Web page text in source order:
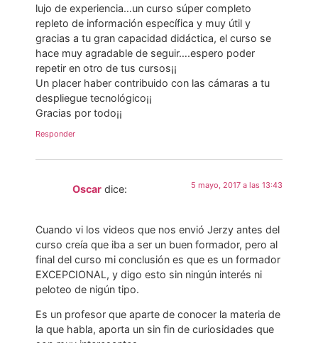
lujo de experiencia…un curso súper completo
repleto de información específica y muy útil y
gracias a tu gran capacidad didáctica, el curso se
hace muy agradable de seguir….espero poder
repetir en otro de tus cursos¡¡
Un placer haber contribuido con las cámaras a tu
despliegue tecnológico¡¡
Gracias por todo¡¡
Responder
Oscar dice: 5 mayo, 2017 a las 13:43
Cuando vi los videos que nos envió Jerzy antes del
curso creía que iba a ser un buen formador, pero al
final del curso mi conclusión es que es un formador
EXCEPCIONAL, y digo esto sin ningún interés ni
peloteo de nigún tipo.
Es un profesor que aparte de conocer la materia de
la que habla, aporta un sin fin de curiosidades que